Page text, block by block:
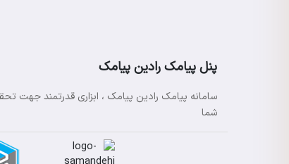
پنل پیامک رادین پیامک
سامانه پیامک رادین پیامک ، ابزاری قدرتمند جهت
شما